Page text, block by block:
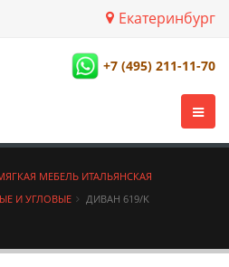
Екатеринбург
+7 (495) 211-11-70
МЕБЕЛЬ ИТАЛЬЯНСКАЯ
И УГЛОВЫЕ
ДИВАН 619/K